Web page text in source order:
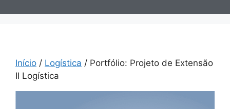
Início / Logística / Portfólio: Projeto de Extensão
II Logística